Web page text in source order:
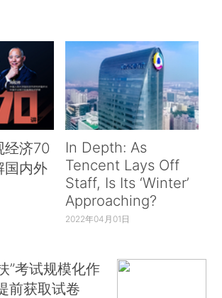
经济70
国内外
In Depth: As
Tencent Lays Off
Staff, Is Its ‘Winter’
Approaching?
2022年04月01日
”考试规模化作
前获取试卷